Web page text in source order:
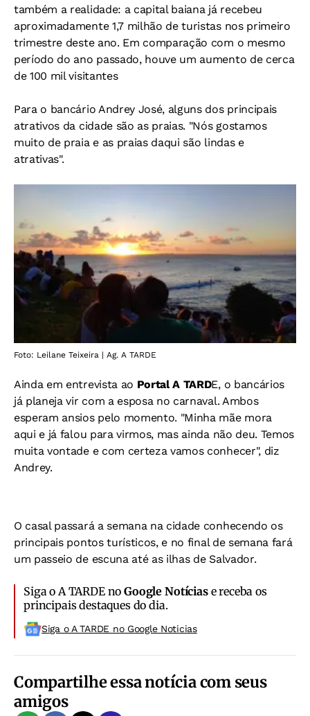
também a realidade: a capital baiana já recebeu
aproximadamente 1,7 milhão de turistas nos primeiro
trimestre deste ano. Em comparação com o mesmo
período do ano passado, houve um aumento de cerca
de 100 mil visitantes
Para o bancário Andrey José, alguns dos principais
atrativos da cidade são as praias. "Nós gostamos
muito de praia e as praias daqui são lindas e
atrativas".
Foto: Leilane Teixeira | Ag. A TARDE
Ainda em entrevista ao Portal A TARDE, o bancários
já planeja vir com a esposa no carnaval. Ambos
esperam ansios pelo momento. "Minha mãe mora
aqui e já falou para virmos, mas ainda não deu. Temos
muita vontade e com certeza vamos conhecer", diz
Andrey.
O casal passará a semana na cidade conhecendo os
principais pontos turísticos, e no final de semana fará
um passeio de escuna até as ilhas de Salvador.
Siga o A TARDE noGoogle Notíciase receba os
principais destaques do dia.
Siga o A TARDE no Google Noticias
Compartilhe essa notícia com seus
amigos